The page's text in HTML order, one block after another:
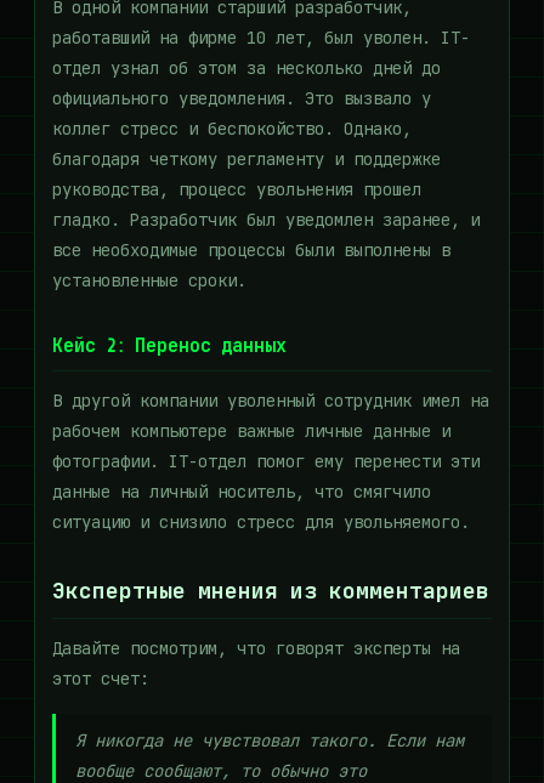
В одной компании старший разработчик,
работавший на фирме 10 лет, был уволен. IT-
отдел узнал об этом за несколько дней до
официального уведомления. Это вызвало у
коллег стресс и беспокойство. Однако,
благодаря четкому регламенту и поддержке
руководства, процесс увольнения прошел
гладко. Разработчик был уведомлен заранее, и
все необходимые процессы были выполнены в
установленные сроки.
Кейс 2: Перенос данных
В другой компании уволенный сотрудник имел на
рабочем компьютере важные личные данные и
фотографии. IT-отдел помог ему перенести эти
данные на личный носитель, что смягчило
ситуацию и снизило стресс для увольняемого.
Экспертные мнения из комментариев
Давайте посмотрим, что говорят эксперты на
этот счет:
Я никогда не чувствовал такого. Если нам
вообще сообщают, то обычно это